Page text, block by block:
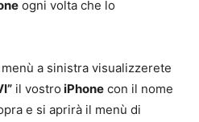
ogni volta che lo
a sinistra visualizzerete
il vostro iPhone con il nome
e si aprirà il menù di